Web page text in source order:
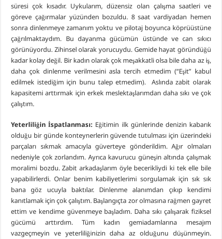
süresi çok kısadır. Uykularım, düzensiz olan çalışma saatleri ve
göreve çağırmalar yüzünden bozuldu. 8 saat vardiyadan hemen
sonra dinlenmeye zamanım yoktu ve pilotaj boyunca köprüüstüne
çağrılmaktaydım. Bu dayanma gücümün üstünde ve can sıkıcı
görünüyordu. Zihinsel olarak yorucuydu. Gemide hayat göründüğü
kadar kolay değil. Bir kadın olarak çok meşakkatli olsa bile daha az iş,
daha çok dinlenme verilmesini asla tercih etmedim (“Eşit” kabul
edilmek istediğim için bunu talep etmedim). Aslında zabit olarak
kapasitemi arttırmak için erkek meslektaşlarımdan daha sıkı ve çok
çalıştım.
Yeterliliğin İspatlanması: Eğitimin ilk günlerinde denizin kabarık
olduğu bir günde konteynerlerin güvende tutulması için üzerindeki
parçaları sıkmak amacıyla güverteye gönderildim. Ağır olmaları
nedeniyle çok zorlandım. Ayrıca kavurucu güneşin altında çalışmak
moralimi bozdu. Zabit arkadaşlarım öyle becerikliydi ki tek elle bile
yapabilirlerdi. Onlar benim kabiliyetlerimi sorgulamak için sık sık
bana göz ucuyla baktılar. Dinlenme alanımdan çıkıp kendimi
kanıtlamak için çok çalıştım. Başlangıçta zor olmasına rağmen gayret
ettim ve kendime güvenmeye başladım. Daha sıkı çalışarak fiziksel
gücümü arttırdım. Tüm kadın gemiadamlarına mesajım
vazgeçmeyin ve yeterliliğinizin daha az olduğunu düşünmeyin.